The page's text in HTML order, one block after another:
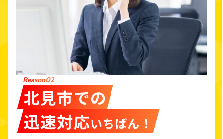
Reason02
北見市での
迅速対応いちばん！